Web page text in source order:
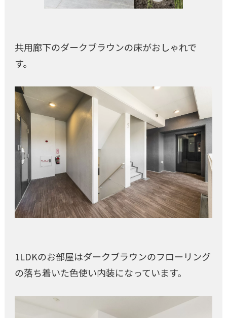
共用廊下のダークブラウンの床がおしゃれで
す。
1LDKのお部屋はダークブラウンのフローリング
の落ち着いた色使い内装になっています。